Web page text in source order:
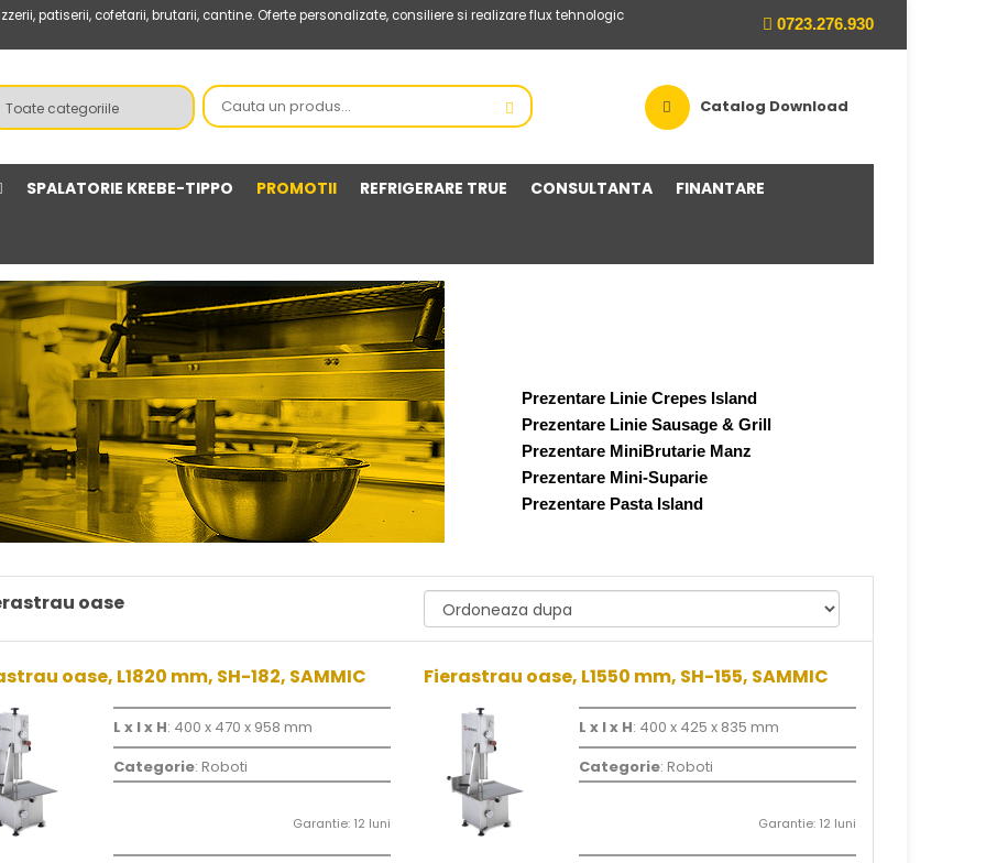
patiserii, cofetarii, brutarii, cantine. Oferte personalizate, consiliere si realizare flux tehnologic
0723.276.930
Catalog Download
SPALATORIE KREBE-TIPPO PROMOTII REFRIGERARE TRUE CONSULTANTA FINANTARE
Prezentare Linie Crepes Island
Prezentare Linie Sausage & Grill
Prezentare MiniBrutarie Manz
Prezentare Mini-Suparie
Prezentare Pasta Island
oase
oase, L1820 mm, SH-182, SAMMIC
L x l x H: 400 x 470 x 958 mm
Categorie: Roboti
Garantie: 12 luni
Fierastrau oase, L1550 mm, SH-155, SAMMIC
L x l x H: 400 x 425 x 835 mm
Categorie: Roboti
Garantie: 12 luni